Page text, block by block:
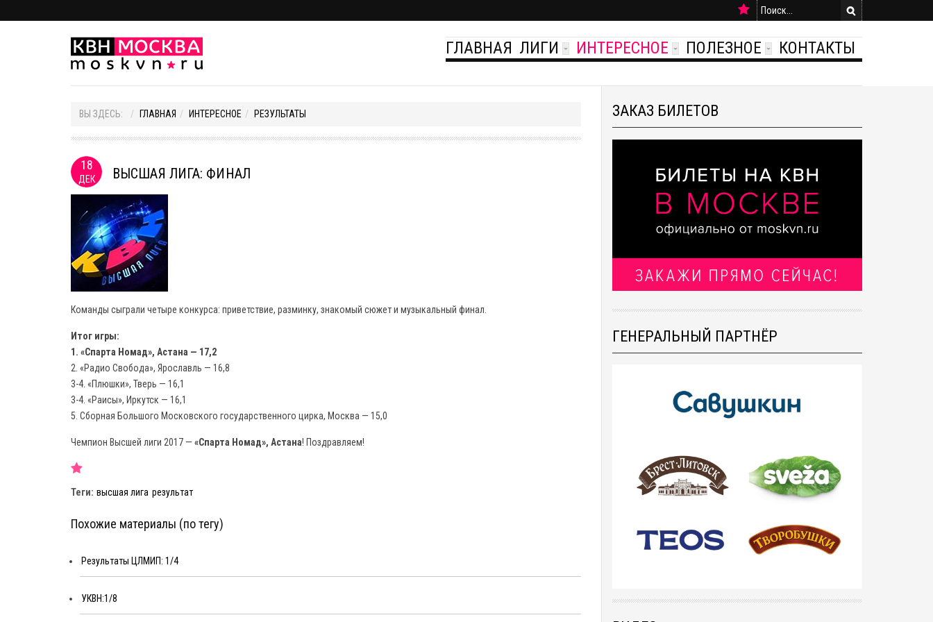
ГЛАВНАЯ ЛИГИ ИНТЕРЕСНОЕ ПОЛЕЗНОЕ КОНТАКТЫ
ВЫ ЗДЕСЬ: ГЛАВНАЯ ИНТЕРЕСНОЕ РЕЗУЛЬТАТЫ
18
ДЕК ВЫСШАЯ ЛИГА: ФИНАЛ
Команды сыграли четыре конкурса: приветствие, разминку, знакомый сюжет и музыкальный финал.
Итог игры:
1. «Спарта Номад», Астана — 17,2
2. «Радио Свобода», Ярославль — 16,8
3-4. «Плюшки», Тверь — 16,1
3-4. «Раисы», Иркутск — 16,1
5. Сборная Большого Московского государственного цирка, Москва — 15,0
Чемпион Высшей лиги 2017 — «Спарта Номад», Астана! Поздравляем!
Теги: высшая лига результат
Похожие материалы (по тегу)
Результаты ЦЛМИП: 1/4
УКВН:1/8
ЗАКАЗ БИЛЕТОВ
ГЕНЕРАЛЬНЫЙ ПАРТНЁР